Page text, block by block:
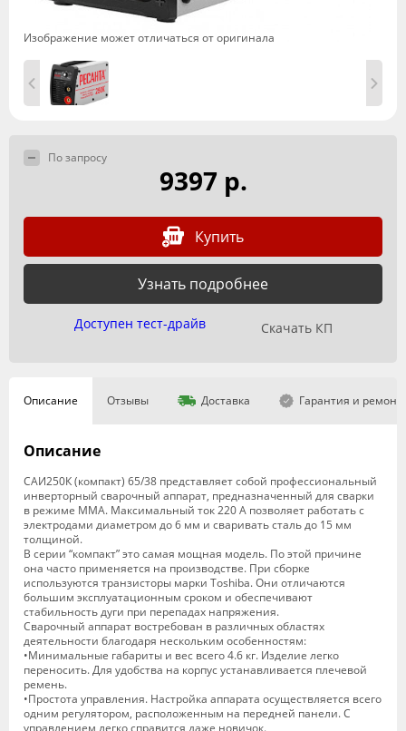
Изображение может отличаться от оригинала
По запросу
9397 р.
Купить
Узнать подробнее
Доступен тест-драйв Скачать КП
Описание Отзывы Доставка Гарантия и ремонт
Описание
САИ250К (компакт) 65/38 представляет собой профессиональный
инверторный сварочный аппарат, предназначенный для сварки
в режиме ММА. Максимальный ток 220 А позволяет работать с
электродами диаметром до 6 мм и сваривать сталь до 15 мм
толщиной.
В серии “компакт” это самая мощная модель. По этой причине
она часто применяется на производстве. При сборке
используются транзисторы марки Toshiba. Они отличаются
большим эксплуатационным сроком и обеспечивают
стабильность дуги при перепадах напряжения.
Сварочный аппарат востребован в различных областях
деятельности благодаря нескольким особенностям:
•Минимальные габариты и вес всего 4.6 кг. Изделие легко
переносить. Для удобства на корпус устанавливается плечевой
ремень.
•Простота управления. Настройка аппарата осуществляется всего
одним регулятором, расположенным на передней панели. С
управлением легко справится даже новичок.